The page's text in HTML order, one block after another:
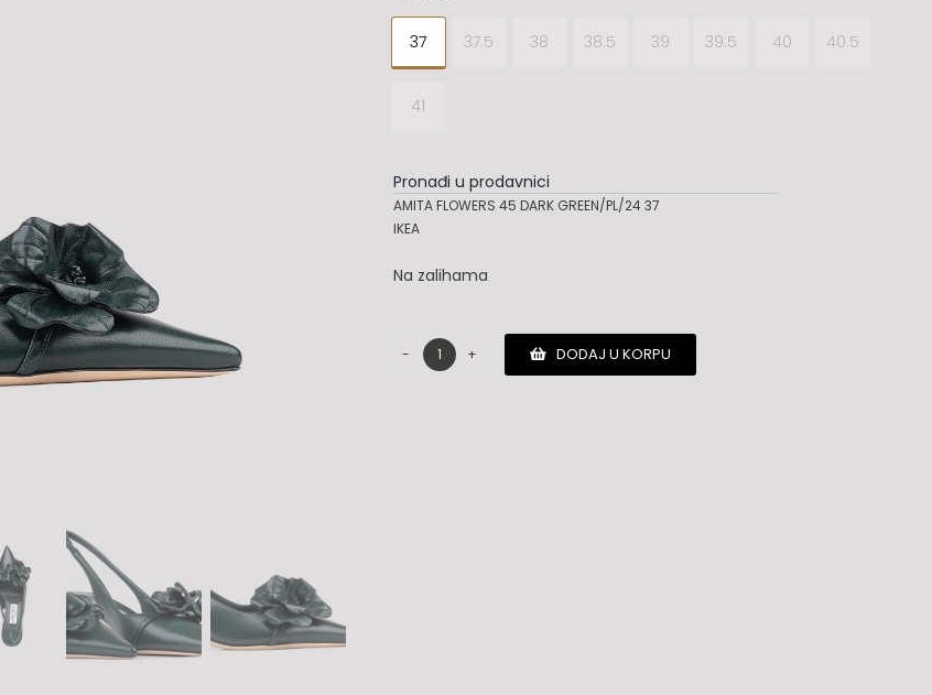
37 37.5 38 38.5 39 39.5 40 40.5
41
Pronađi u prodavnici
AMITA FLOWERS 45 DARK GREEN/PL/24 37
IKEA
Na zalihama
Jimmy
DODAJ U KORPU